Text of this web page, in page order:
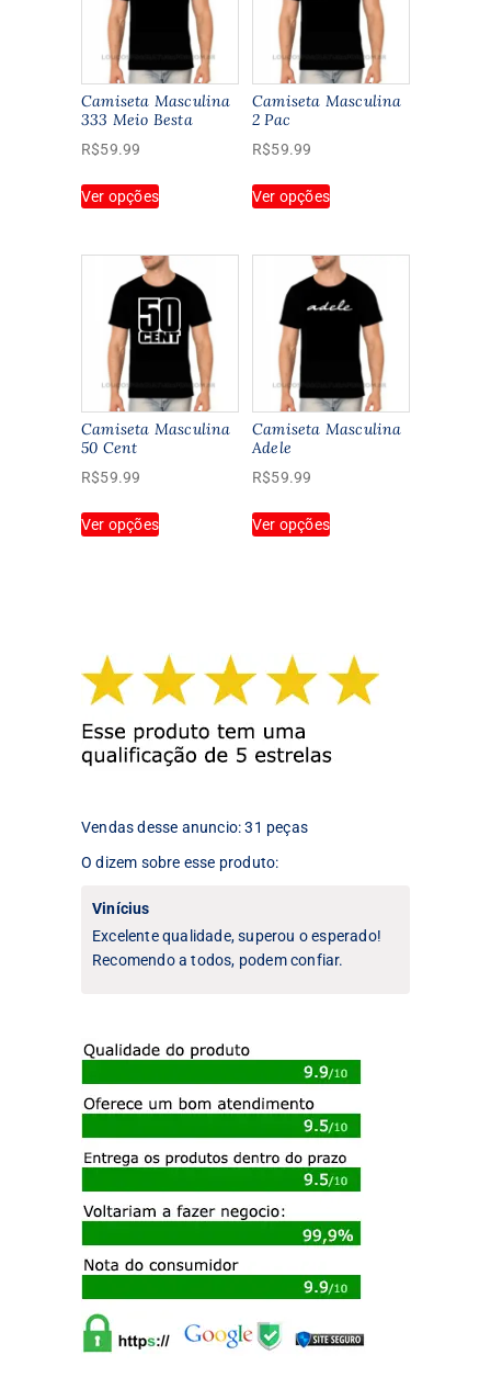
Camiseta Masculina
333 Meio Besta
R$59.99
Ver opções
Este
produto
várias
variantes.
As
opções
podem
escolhidas
na
Camiseta Masculina
2 Pac
R$59.99
Ver opções
Este
produto
várias
variantes.
As
opções
podem
escolhidas
na
Camiseta Masculina
50 Cent
R$59.99
Ver opçõesproduto
opções
podem
ser
escolhidas
na
produto
Camiseta Masculina
Adele
R$59.99
Ver opçõesproduto
opções
podem
ser
na
Vendas desse anuncio: 31 peças
O dizem sobre esse produto:
Vinícius
Excelente qualidade, superou o esperado!
Recomendo a todos, podem confiar.